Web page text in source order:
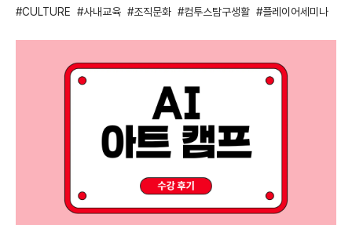
CULTURE 사내교육 조직문화 컴투스탐구생활 플레이어세미나